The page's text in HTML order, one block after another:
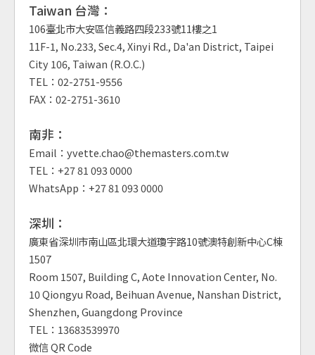
Taiwan 台灣：
106臺北市大安區信義路四段233號11樓之1
11F-1, No.233, Sec.4, Xinyi Rd., Da'an District, Taipei
City 106, Taiwan (R.O.C.)
TEL：02-2751-9556
FAX：02-2751-3610
南非：
Email：yvette.chao@themasters.com.tw
TEL：+27 81 093 0000
WhatsApp：+27 81 093 0000
深圳：
廣東省深圳市南山區北環大道瓊宇路10號澳特創新中心C棟
1507
Room 1507, Building C, Aote Innovation Center, No.
10 Qiongyu Road, Beihuan Avenue, Nanshan District,
Shenzhen, Guangdong Province
TEL：13683539970
微信 QR Code